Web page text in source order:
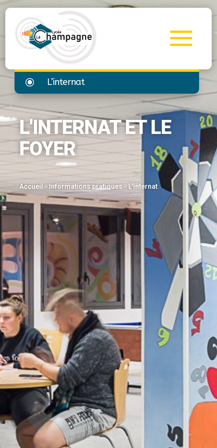
\ L’internat
L'INTERNAT ET LE
FOYER
Accueil - Informations pratiques - L’internat